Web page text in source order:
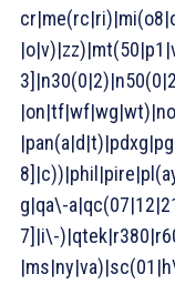
g|qa\-
7]|i\-